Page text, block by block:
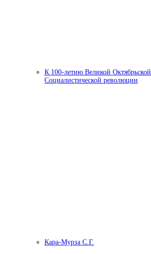
К 100-летию Великой Октябрьской
Социалистической революции
Кара-Мурза С.Г.